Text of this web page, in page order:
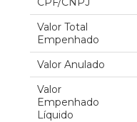
Valor Total
Empenhado
Valor Anulado
Valor
Empenhado
Líquido